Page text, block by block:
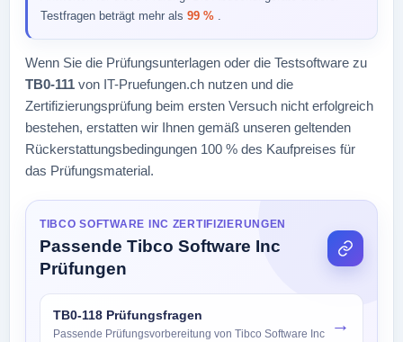
Testfragen beträgt mehr als 99 % .
Wenn Sie die Prüfungsunterlagen oder die Testsoftware zu
TB0-111 von IT-Pruefungen.ch nutzen und die
Zertifizierungsprüfung beim ersten Versuch nicht erfolgreich
bestehen, erstatten wir Ihnen gemäß unseren geltenden
Rückerstattungsbedingungen 100 % des Kaufpreises für
das Prüfungsmaterial.
TIBCO SOFTWARE INC ZERTIFIZIERUNGEN
Passende Tibco Software Inc
Prüfungen
TB0-118 Prüfungsfragen
Passende Prüfungsvorbereitung von Tibco Software Inc →